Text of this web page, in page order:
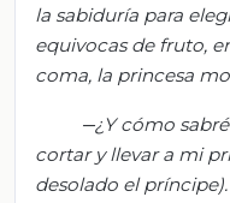
la sabiduría para
equivocas de fruto,
coma, la princesa
¿Y cómo
cortar y llevar a mi
desolado el príncipe).